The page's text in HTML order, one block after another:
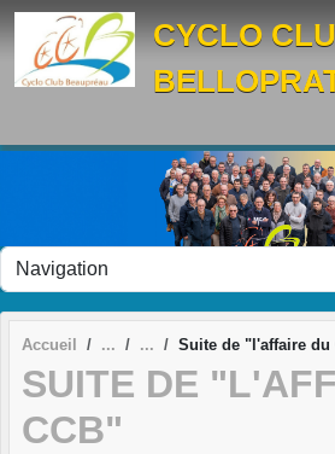
CYCLO
Accueil Suite de "l'affaire du
SUITE DE
CCB"
Panneau de gestion des cookies